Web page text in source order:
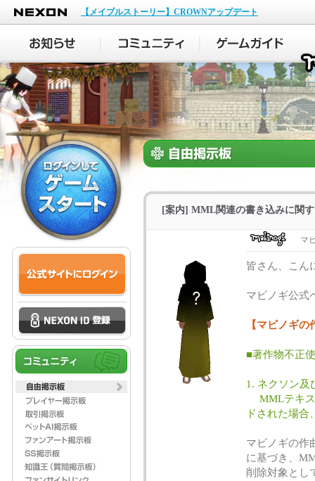
NEXON
【メイプルストーリー】CROWNアップデート
[案内] MML関連の書き込みに関
マ
皆さん、こん
マビノギ公式
【マビノギ
■著作物不正
1. ネクソン及
MMLテキス
ドされた場合
マビノギの作
に基づき、
削除対象とし